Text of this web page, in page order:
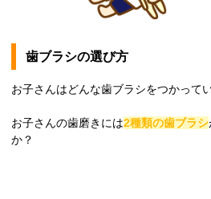
歯ブラシの選び方
お子さんはどんな歯ブラシをつかって
お子さんの歯磨きには2種類の歯ブラシ
か？